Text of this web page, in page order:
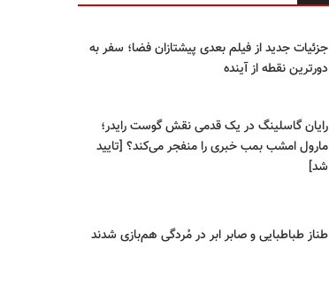
جزئیات جدید از فیلم بعدی پیشتازان فضا؛ سفر به
دورترین نقطه از آینده
رایان گاسلینگ در یک قدمی نقش گوست رایدر؛
مارول امشب بمب خبری را منفجر می‌کند؟ [تایید
شد]
طناز طباطبایی و صابر ابر در مُردگی هم‌بازی شدند